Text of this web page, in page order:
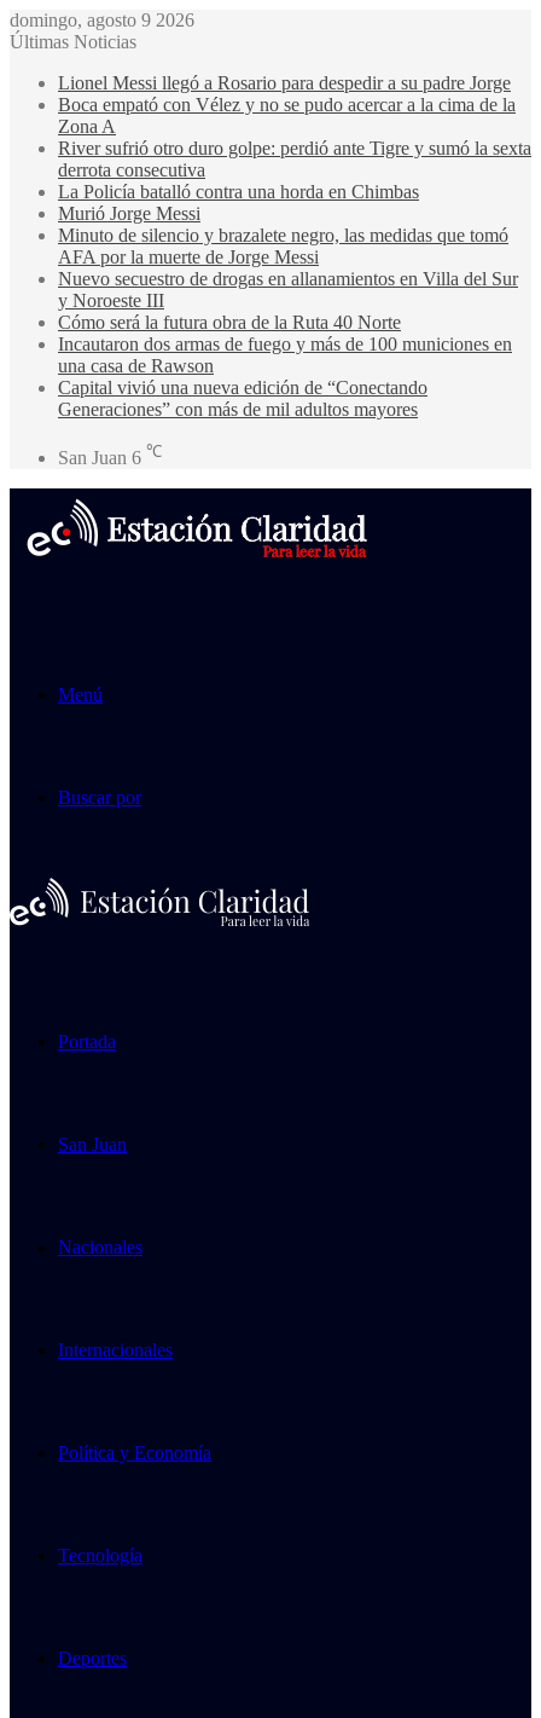
domingo, agosto 9 2026
Últimas Noticias
Lionel Messi llegó a Rosario para despedir a su padre Jorge
Boca empató con Vélez y no se pudo acercar a la cima de la
Zona A
River sufrió otro duro golpe: perdió ante Tigre y sumó la sexta
derrota consecutiva
La Policía batalló contra una horda en Chimbas
Murió Jorge Messi
Minuto de silencio y brazalete negro, las medidas que tomó
AFA por la muerte de Jorge Messi
Nuevo secuestro de drogas en allanamientos en Villa del Sur
y Noroeste III
Cómo será la futura obra de la Ruta 40 Norte
Incautaron dos armas de fuego y más de 100 municiones en
una casa de Rawson
Capital vivió una nueva edición de “Conectando
Generaciones” con más de mil adultos mayores
San Juan 6 ℃
Menú
Buscar por
Portada
San Juan
Nacionales
Internacionales
Política y Economía
Tecnología
Deportes